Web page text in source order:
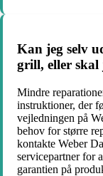
Kan jeg selv
grill, eller skal
Mindre
instruktioner, der
vejledningen på
behov for større
kontakte Weber
servicepartner for
garantien på